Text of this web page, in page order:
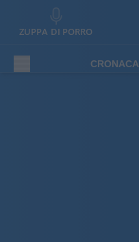
ZUPPA DI PORRO
CRONACA